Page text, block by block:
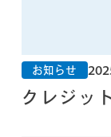
お知らせ
クレジッ